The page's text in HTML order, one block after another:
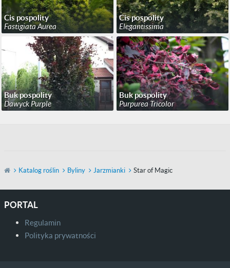
Cis pospolity
Fastigiata Aurea
Cis pospolity
Elegantissima
Buk pospolity
Dawyck Purple
Buk pospolity
Purpurea Tricolor
Katalog roślin Byliny Jarzmianki Star of Magic
PORTAL
Regulamin
Polityka prywatności